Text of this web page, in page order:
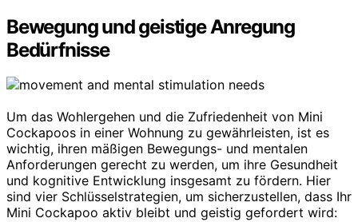
Bewegung und geistige Anregung
Bedürfnisse
Um das Wohlergehen und die Zufriedenheit von Mini
Cockapoos in einer Wohnung zu gewährleisten, ist es
wichtig, ihren mäßigen Bewegungs- und mentalen
Anforderungen gerecht zu werden, um ihre Gesundheit
und kognitive Entwicklung insgesamt zu fördern. Hier
sind vier Schlüsselstrategien, um sicherzustellen, dass Ihr
Mini Cockapoo aktiv bleibt und geistig gefordert wird: